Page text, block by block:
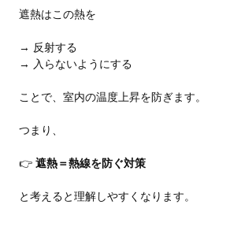
遮熱はこの熱を
→ 反射する
→ 入らないようにする
ことで、室内の温度上昇を防ぎます。
つまり、
👉 遮熱＝熱線を防ぐ対策
と考えると理解しやすくなります。